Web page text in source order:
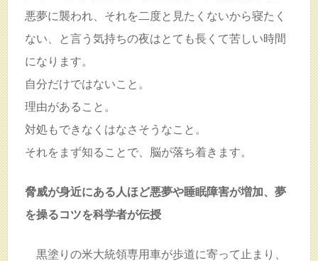
悪夢に襲われ、それを二度と見たくないから寝たく
ない、と言う気持ちの夜はとても長くて苦しい時間
になります。
自分だけではないこと。
理由があること。
対処もできなくはなさそうなこと。
それをまず知ることで、脳が落ち着きます。
脅威が身近にある人ほど悪夢や睡眠障害が増加、夢
を操るコツを科学者が伝授
黒塗りの米大統領専用車が歩道に寄って止まり、